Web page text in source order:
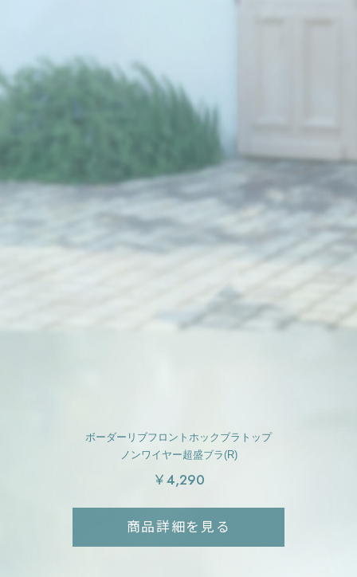
ボーダーリブフロントホックブラトップ
ノンワイヤー超盛ブラ(R)
￥4,290
商品詳細を見る